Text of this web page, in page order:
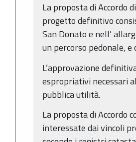
La proposta di Accordo
progetto definitivo
San Donato e nell’
un percorso pedonale,
L’approvazione
espropriativi necessari
pubblica utilità.
La proposta di Accordo
interessate dai vincoli